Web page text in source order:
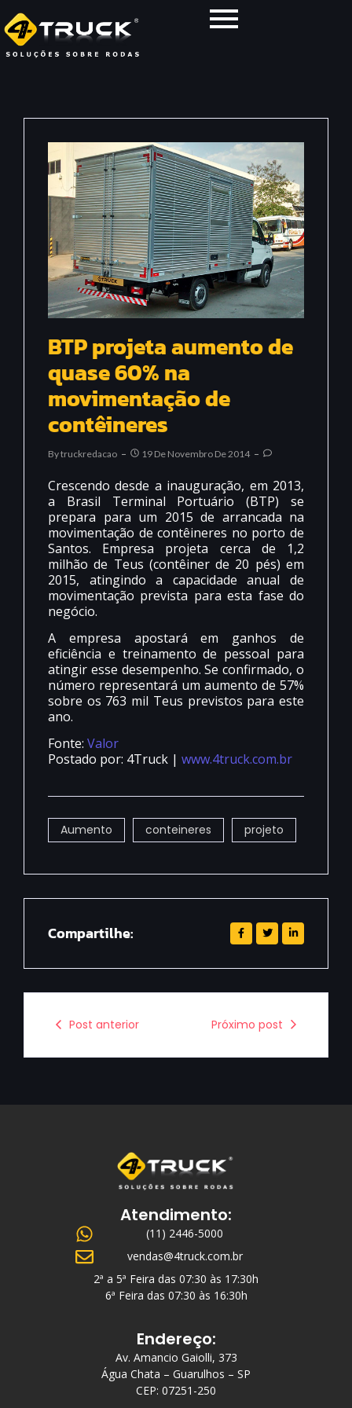
BTP projeta aumento de
quase 60% na
movimentação de
contêineres
ByTruckredacao 19 De Novembro De 2014
Crescendo desde a inauguração, em 2013,
a Brasil Terminal Portuário (BTP) se
prepara para um 2015 de arrancada na
movimentação de contêineres no porto de
Santos. Empresa projeta cerca de 1,2
milhão de Teus (contêiner de 20 pés) em
2015, atingindo a capacidade anual de
movimentação prevista para esta fase do
negócio.
A empresa apostará em ganhos de
eficiência e treinamento de pessoal para
atingir esse desempenho. Se confirmado, o
número representará um aumento de 57%
sobre os 763 mil Teus previstos para este
ano.
Fonte: Valor
Postado por: 4Truck | www.4truck.com.br
Aumento conteineres projeto
Compartilhe:
Post anterior Próximo post
Atendimento:
(11) 2446-5000
vendas@4truck.com.br
2ª a 5ª Feira das 07:30 às 17:30h
6ª Feira das 07:30 às 16:30h
Endereço:
Av. Amancio Gaiolli, 373
Água Chata – Guarulhos – SP
CEP: 07251-250